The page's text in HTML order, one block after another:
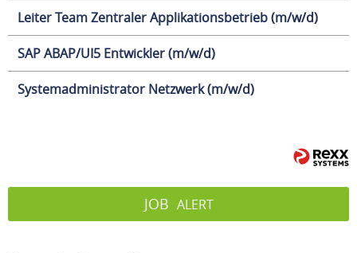
Leiter Team Zentraler Applikationsbetrieb (m/w/d)
SAP ABAP/UI5 Entwickler (m/w/d)
Systemadministrator Netzwerk (m/w/d)
JOB ALERT